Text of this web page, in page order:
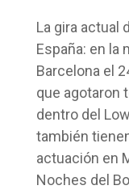
La gira actual
España: en la
Barcelona el
que agotaron
dentro del
también
actuación en
Noches del